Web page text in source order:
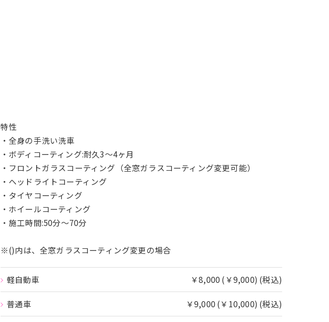
特性
・全身の手洗い洗車
・ボディコーティング:耐久3〜4ヶ月
・フロントガラスコーティング（全窓ガラスコーティング変更可能）
・ヘッドライトコーティング
・タイヤコーティング
・ホイールコーティング
・施工時間:50分〜70分
※()内は、全窓ガラスコーティング変更の場合
軽自動車 ￥8,000 (￥9,000) (税込)
普通車 ￥9,000 (￥10,000) (税込)